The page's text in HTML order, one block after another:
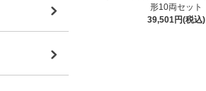
形10両セット
39,501円(税込)